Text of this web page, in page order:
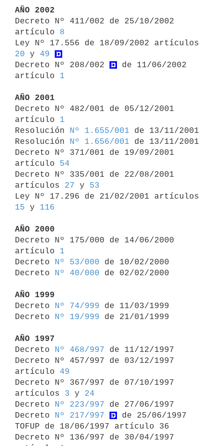
AÑO 2002
Decreto Nº 411/002 de 25/10/2002
artículo 8
20 y 49
Decreto Nº 208/002
de 11/06/2002
artículo 1
AÑO 2001
Decreto Nº 482/001 de 05/12/2001
artículo 1
Resolución
Nº 1.655/001 de 13/11/2001
Resolución
Nº 1.656/001 de 13/11/2001
Decreto Nº 371/001 de 19/09/2001
artículo 54
Decreto Nº 335/001 de 22/08/2001
artículos 27 y 53
15 y 116
AÑO 2000
Decreto Nº 175/000 de 14/06/2000
artículo 1
Decreto
Nº 53/000 de 10/02/2000
Decreto
Nº 40/000 de 02/02/2000
AÑO 1999
Decreto
Nº 74/999 de 11/03/1999
Decreto
Nº 19/999 de 21/01/1999
AÑO 1997
Decreto
Nº 468/997 de 11/12/1997
Decreto Nº 457/997 de 03/12/1997
artículo 49
Decreto Nº 367/997 de 07/10/1997
artículos 3 y 24
Decreto
Nº 223/997 de 27/06/1997
Decreto
Nº 217/997
de 25/06/1997
TOFUP de 18/06/1997 artículo 36
Decreto Nº 136/997 de 30/04/1997